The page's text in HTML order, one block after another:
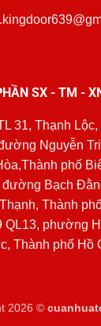
SX - TM -
31, Thạnh Lộc,
Nguyễn
phố
đường Bạch
Thành
QL13, phường
Thành phố Hồ
2026 ©